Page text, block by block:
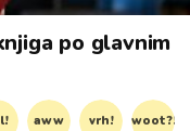
po glavnim
aww vrh! woot?!